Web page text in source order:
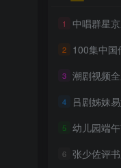
1 中唱群星
2 100集中国
3 潮剧视频全
4 吕剧姊妹易嫁
5 幼儿园端
6 张少佐评书